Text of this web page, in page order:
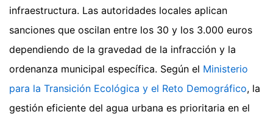
infraestructura. Las autoridades locales aplican
sanciones que oscilan entre los 30 y los 3.000 euros
dependiendo de la gravedad de la infracción y la
ordenanza municipal específica. Según el Ministerio
para la Transición Ecológica y el Reto Demográfico, la
gestión eficiente del agua urbana es prioritaria en el